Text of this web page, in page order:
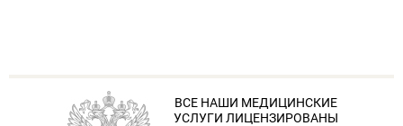
ВСЕ НАШИ МЕДИЦИНСКИЕ
УСЛУГИ ЛИЦЕНЗИРОВАНЫ